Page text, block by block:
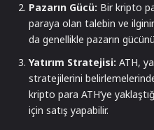
Pazarın Gücü: Bir kripto
paraya olan talebin ve
da genellikle pazarın
Yatırım Stratejisi: ATH,
stratejilerini
kripto para ATH’ye
için satış yapabilir.